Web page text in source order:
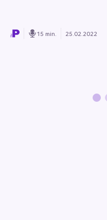
15 min. 25.02.2022